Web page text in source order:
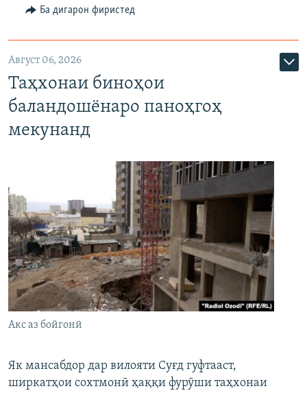
Ба дигарон фиристед
Август 06, 2026
Таҳхонаи биноҳои
баландошёнаро паноҳгоҳ
мекунанд
Акс аз бойгонӣ
Як мансабдор дар вилояти Суғд гуфтааст,
ширкатҳои сохтмонӣ ҳаққи фурӯши таҳхонаи